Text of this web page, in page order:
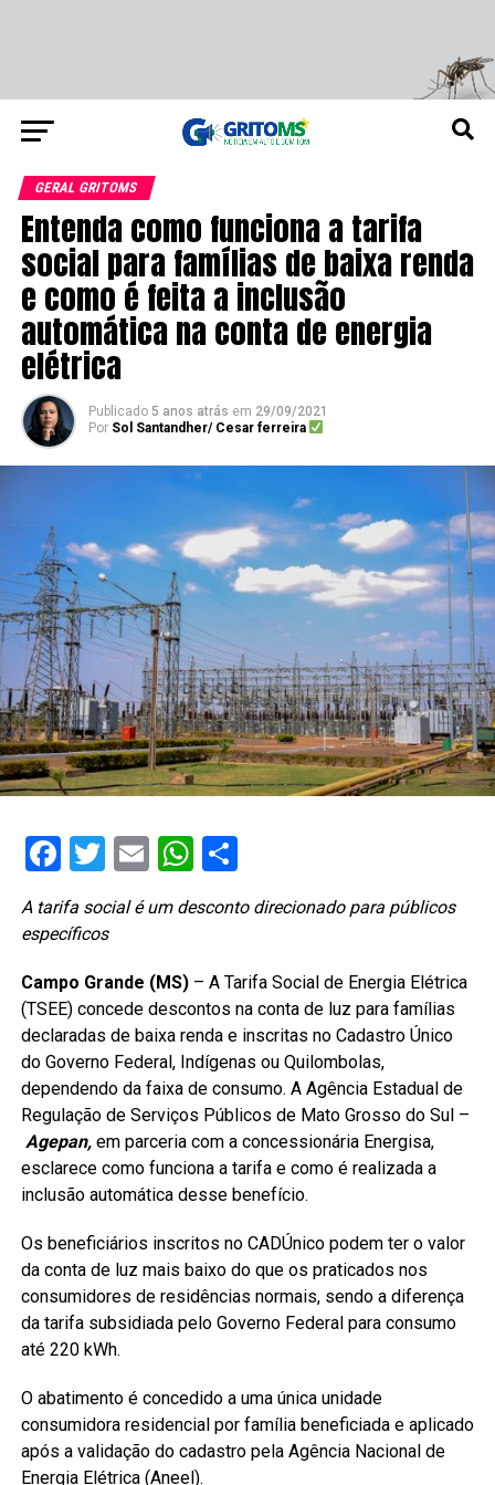
GERAL GRITOMS
Entenda como funciona a tarifa
social para famílias de baixa renda
e como é feita a inclusão
automática na conta de energia
elétrica
Publicado 5 anos atrás em 29/09/2021
Por Sol Santandher/ Cesar ferreira
Facebook
Twitter
EmailWhatsApp
Share
A tarifa social é um desconto direcionado para públicos
específicos
Campo Grande (MS)– A Tarifa Social de Energia Elétrica
(TSEE) concede descontos na conta de luz para famílias
declaradas de baixa renda e inscritas no Cadastro Único
do Governo Federal, Indígenas ou Quilombolas,
dependendo da faixa de consumo. A Agência Estadual de
Regulação de Serviços Públicos de Mato Grosso do Sul –
Agepan,em parceria com a concessionária Energisa,
esclarece como funciona a tarifa e como é realizada a
inclusão automática desse benefício.
Os beneficiários inscritos no CADÚnico podem ter o valor
da conta de luz mais baixo do que os praticados nos
consumidores de residências normais, sendo a diferença
da tarifa subsidiada pelo Governo Federal para consumo
até 220 kWh.
O abatimento é concedido a uma única unidade
consumidora residencial por família beneficiada e aplicado
após a validação do cadastro pela Agência Nacional de
Energia Elétrica (Aneel).